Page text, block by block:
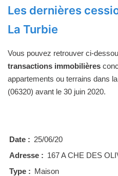
Les dernières
La Turbie
Vous pouvez retrouver ci-
transactions immobilières
appartements ou terrains dans
(06320) avant le 30 juin 2020.
Date : 25/06/20
Adresse : 167 A CHE DES
Type : Maison